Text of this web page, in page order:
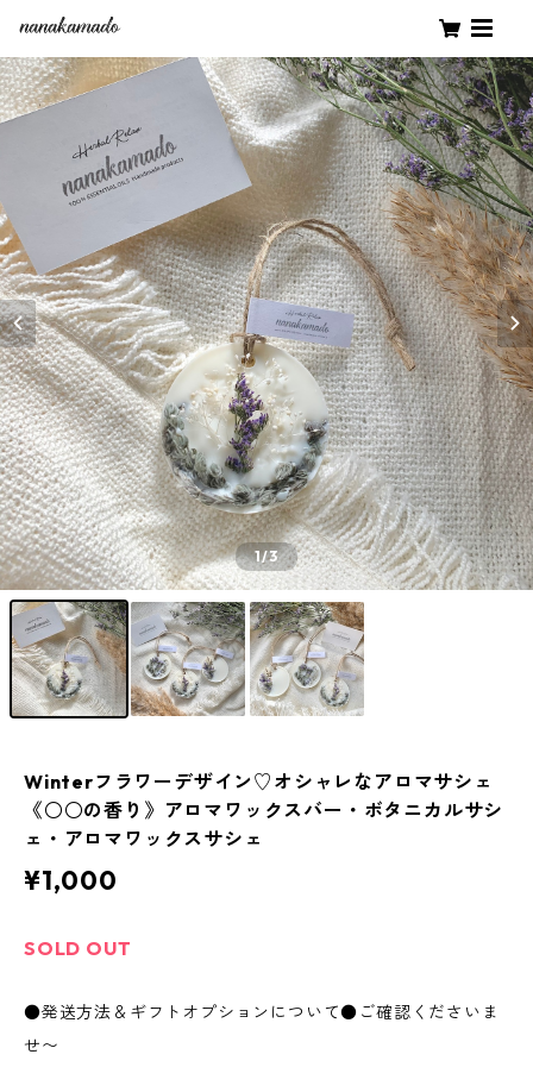
1/3
Winterフラワーデザイン♡オシャレなアロマサシェ
《○○の香り》アロマワックスバー・ボタニカルサシ
ェ・アロマワックスサシェ
¥1,000
SOLD OUT
●発送方法＆ギフトオプションについて●ご確認くださいま
せ〜